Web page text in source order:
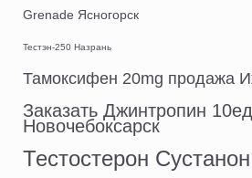
Grenade Ясногорск
Тестэн-250 Назрань
Тамоксифен 20mg продажа
Заказать Джинтропин 10ед
Новочебоксарск
Тестостерон